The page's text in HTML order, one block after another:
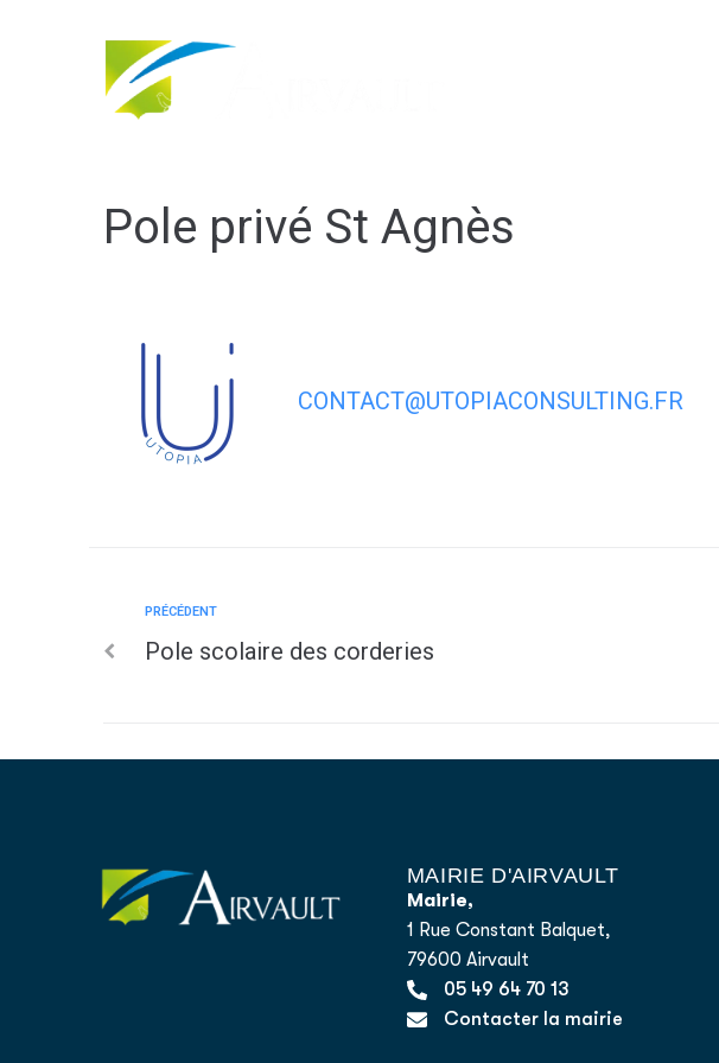
Pole privé St Agnès
CONTACT@UTOPIACONSULTING.FR
PRÉCÉDENT
Pole scolaire des corderies
MAIRIE D'AIRVAULT
Mairie,
1 Rue Constant Balquet,
79600 Airvault
05 49 64 70 13
Contacter la mairie